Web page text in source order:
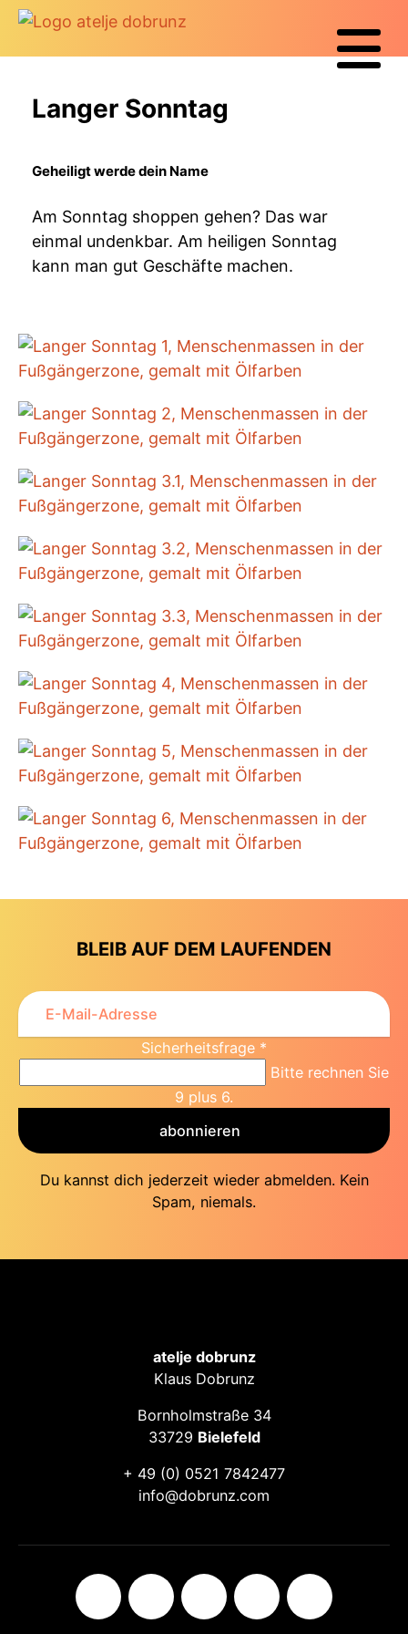
Langer Sonntag
Geheiligt werde dein Name
Am Sonntag shoppen gehen? Das war
einmal undenkbar. Am heiligen Sonntag
kann man gut Geschäfte machen.
BLEIB AUF DEM LAUFENDEN
Sicherheitsfrage *
Bitte rechnen Sie
9 plus 6.
abonnieren
Du kannst dich jederzeit wieder abmelden. Kein
Spam, niemals.
atelje dobrunz
Klaus Dobrunz
Bornholmstraße 34
33729 Bielefeld
+ 49 (0) 0521 7842477
info@dobrunz.com